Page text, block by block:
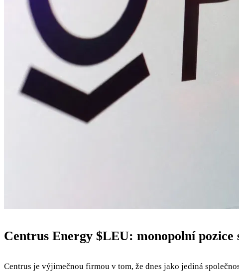
Centrus Energy $LEU: monopolní pozice
Centrus je výjimečnou firmou v tom, že dnes jako jediná